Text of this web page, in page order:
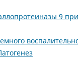
9 при